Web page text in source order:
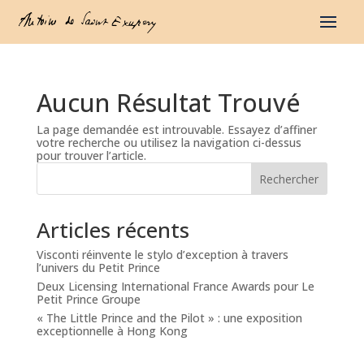
Aucun Résultat Trouvé
La page demandée est introuvable. Essayez d’affiner
votre recherche ou utilisez la navigation ci-dessus
pour trouver l’article.
Rechercher
Articles récents
Visconti réinvente le stylo d’exception à travers
l’univers du Petit Prince
Deux Licensing International France Awards pour Le
Petit Prince Groupe
« The Little Prince and the Pilot » : une exposition
exceptionnelle à Hong Kong